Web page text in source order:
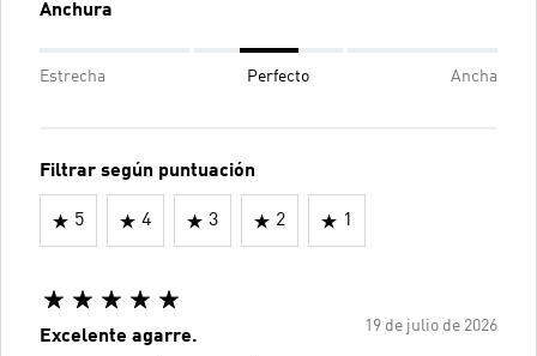
Anchura
Estrecha Perfecto Ancha
Filtrar según puntuación
5 4 3 2 1
19 de julio de 2026
Excelente agarre.